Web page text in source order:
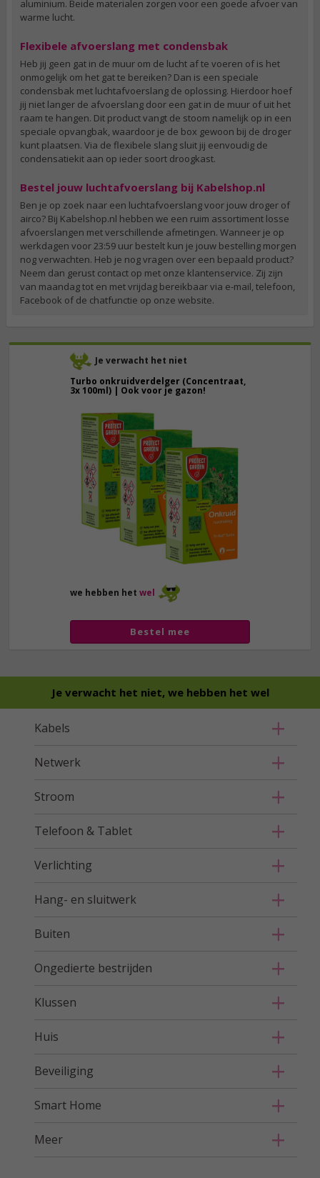
Je verwacht het niet
Turbo onkruidverdelger (Concentraat,
3x 100ml) | Ook voor je gazon!
we hebben het wel
Bestel mee
aluminium. Beide materialen zorgen voor een goede afvoer van
warme lucht.
Flexibele afvoerslang met condensbak
Heb jij geen gat in de muur om de lucht af te voeren of is het
onmogelijk om het gat te bereiken? Dan is een speciale
condensbak met luchtafvoerslang de oplossing. Hierdoor hoef
jij niet langer de afvoerslang door een gat in de muur of uit het
raam te hangen. Dit product vangt de stoom namelijk op in een
speciale opvangbak, waardoor je de box gewoon bij de droger
kunt plaatsen. Via de flexibele slang sluit jij eenvoudig de
condensatiekit aan op ieder soort droogkast.
Bestel jouw luchtafvoerslang bij Kabelshop.nl
Ben je op zoek naar een luchtafvoerslang voor jouw droger of
airco? Bij Kabelshop.nl hebben we een ruim assortiment losse
afvoerslangen met verschillende afmetingen. Wanneer je op
werkdagen voor 23:59 uur bestelt kun je jouw bestelling morgen
nog verwachten. Heb je nog vragen over een bepaald product?
Neem dan gerust contact op met onze klantenservice. Zij zijn
van maandag tot en met vrijdag bereikbaar via e-mail, telefoon,
Facebook of de chatfunctie op onze website.
Je verwacht het niet, we hebben het wel
Kabels
Netwerk
Stroom
Telefoon & Tablet
Verlichting
Hang- en sluitwerk
Buiten
Ongedierte bestrijden
Klussen
Huis
Beveiliging
Smart Home
Meer